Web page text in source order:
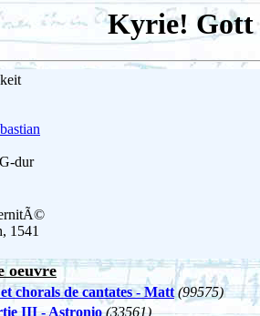
Kyrie! Gott
dur
1541
oeuvre
chorals de cantates - Matt (99575)
III - Astronio (33561)